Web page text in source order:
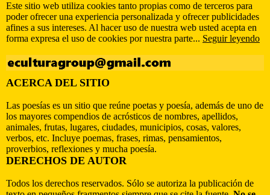
Este sitio web utiliza cookies tanto propias como de terceros para
poder ofrecer una experiencia personalizada y ofrecer publicidades
afines a sus intereses. Al hacer uso de nuestra web usted acepta en
forma expresa el uso de cookies por nuestra parte... Seguir leyendo
ACERCA DEL SITIO
Las poesías es un sitio que reúne poetas y poesía, además de uno de
los mayores compendios de acrósticos de nombres, apellidos,
animales, frutas, lugares, ciudades, municipios, cosas, valores,
verbos, etc. Incluye poemas, frases, rimas, pensamientos,
proverbios, reflexiones y mucha poesía.
DERECHOS DE AUTOR
Todos los derechos reservados. Sólo se autoriza la publicación de